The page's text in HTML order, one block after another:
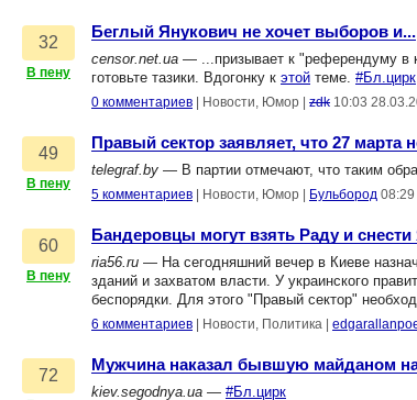
32
В пену
Беглый Янукович не хочет выборов и...
censor.net.ua — ...призывает к "референдуму в
готовьте тазики. Вдогонку к этой теме. #Бл.цирк
0 комментариев Новости, Юмор zdk 10:03
49
В пену
Правый сектор заявляет, что 27 марта
telegraf.by — В партии отмечают, что таким
5 комментариев Новости, Юмор Бульбород
60
В пену
Бандеровцы могут взять Раду и
ria56.ru — На сегодняшний вечер в Киеве
зданий и захватом власти. У украинского
беспорядки. Для этого "Правый сектор"
6 комментариев Новости, Политика
72
Мужчина наказал бывшую майданом
kiev.segodnya.ua — #Бл.цирк